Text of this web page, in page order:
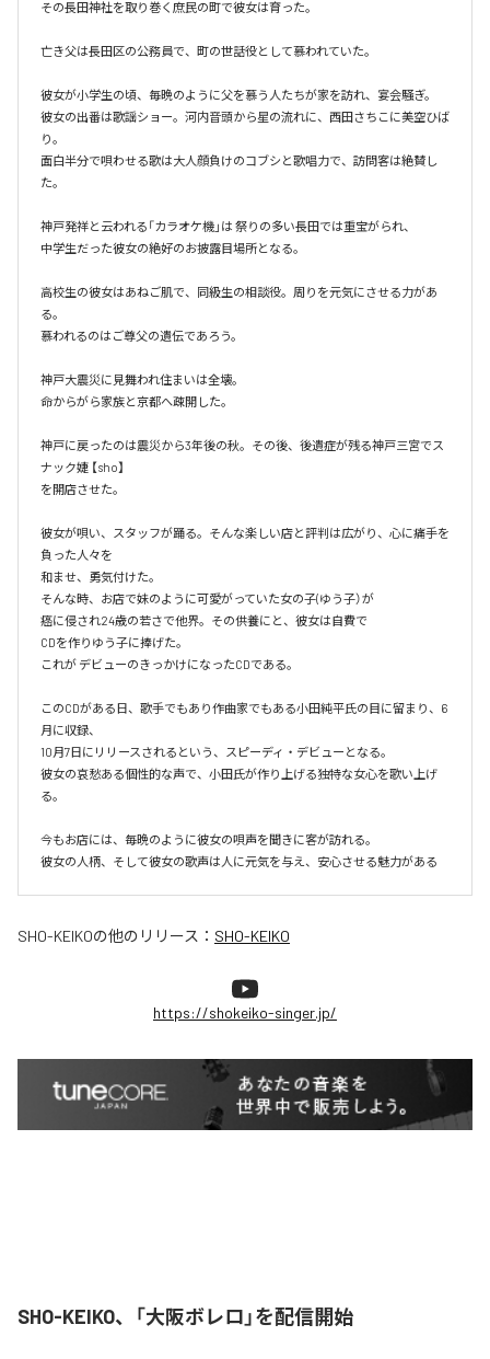
その長田神社を取り巻く庶民の町で彼女は育った。
亡き父は長田区の公務員で、町の世話役として慕われていた。
彼女が小学生の頃、毎晩のように父を慕う人たちが家を訪れ、宴会騒ぎ。
彼女の出番は歌謡ショー。河内音頭から星の流れに、西田さちこに美空ひば
り。
面白半分で唄わせる歌は大人顔負けのコブシと歌唱力で、訪問客は絶賛し
た。
神戸発祥と云われる「カラオケ機｣は 祭りの多い長田では重宝がられ、
中学生だった彼女の絶好のお披露目場所となる。
高校生の彼女はあねご肌で、同級生の相談役。周りを元気にさせる力があ
る。
慕われるのはご尊父の遺伝であろう。
神戸大震災に見舞われ住まいは全壊。
命からがら家族と京都へ疎開した。
神戸に戻ったのは震災から3年後の秋。その後、後遺症が残る神戸三宮でス
ナック婕 【sho】
を開店させた。
彼女が唄い、スタッフが踊る。そんな楽しい店と評判は広がり、心に痛手を
負った人々を
和ませ、勇気付けた。
そんな時、お店で妹のように可愛がっていた女の子(ゆう子）が
癌に侵され24歳の若さで他界。その供養にと、彼女は自費で
CDを作りゆう子に捧げた。
これが デビューのきっかけになったCDである。
このCDがある日、歌手でもあり作曲家でもある小田純平氏の目に留まり、6
月に収録、
10月7日にリリースされるという、スピーディ・デビューとなる。
彼女の哀愁ある個性的な声で、小田氏が作り上げる独特な女心を歌い上げ
る。
今もお店には、毎晩のように彼女の唄声を聞きに客が訪れる。
彼女の人柄、そして彼女の歌声は人に元気を与え、安心させる魅力がある
SHO-KEIKOの他のリリース： SHO-KEIKO
https://shokeiko-singer.jp/
SHO-KEIKO、「大阪ボレロ」を配信開始